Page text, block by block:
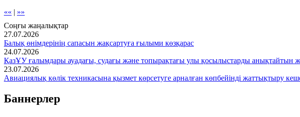
«« | »»
Соңғы жаңалықтар
27.07.2026
Балық өнімдерінің сапасын жақсартуға ғылыми көзқарас
24.07.2026
ҚазҰУ ғалымдары ауадағы, судағы және топырақтағы улы қосылыстарды анықтайтын
23.07.2026
Авиациялық көлік техникасына қызмет көрсетуге арналған көпбейінді жаттықтыру
Баннерлер